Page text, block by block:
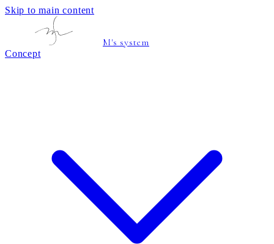
Skip to main content
M's system
Concept